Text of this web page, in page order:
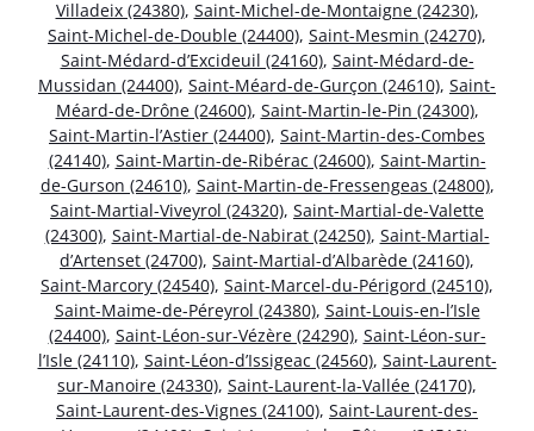
Villadeix (24380), Saint-Michel-de-Montaigne (24230),
Saint-Michel-de-Double (24400), Saint-Mesmin (24270),
Saint-Médard-d’Excideuil (24160), Saint-Médard-de-
Mussidan (24400), Saint-Méard-de-Gurçon (24610), Saint-
Méard-de-Drône (24600), Saint-Martin-le-Pin (24300),
Saint-Martin-l’Astier (24400), Saint-Martin-des-Combes
(24140), Saint-Martin-de-Ribérac (24600), Saint-Martin-
de-Gurson (24610), Saint-Martin-de-Fressengeas (24800),
Saint-Martial-Viveyrol (24320), Saint-Martial-de-Valette
(24300), Saint-Martial-de-Nabirat (24250), Saint-Martial-
d’Artenset (24700), Saint-Martial-d’Albarède (24160),
Saint-Marcory (24540), Saint-Marcel-du-Périgord (24510),
Saint-Maime-de-Péreyrol (24380), Saint-Louis-en-l’Isle
(24400), Saint-Léon-sur-Vézère (24290), Saint-Léon-sur-
l’Isle (24110), Saint-Léon-d’Issigeac (24560), Saint-Laurent-
sur-Manoire (24330), Saint-Laurent-la-Vallée (24170),
Saint-Laurent-des-Vignes (24100), Saint-Laurent-des-